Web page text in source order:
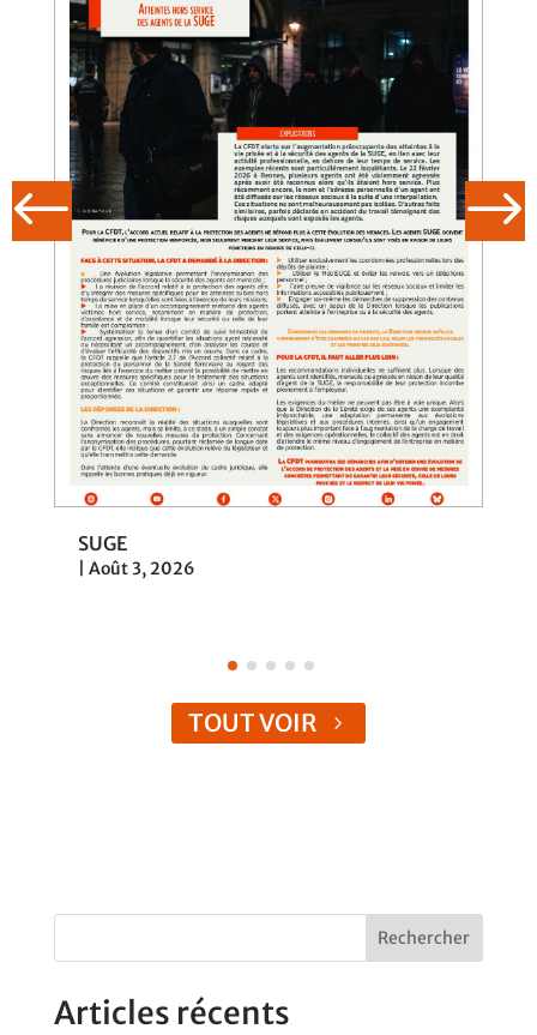
SUGE
Août 3, 2026
TOUT VOIR
Rechercher
Articles récents